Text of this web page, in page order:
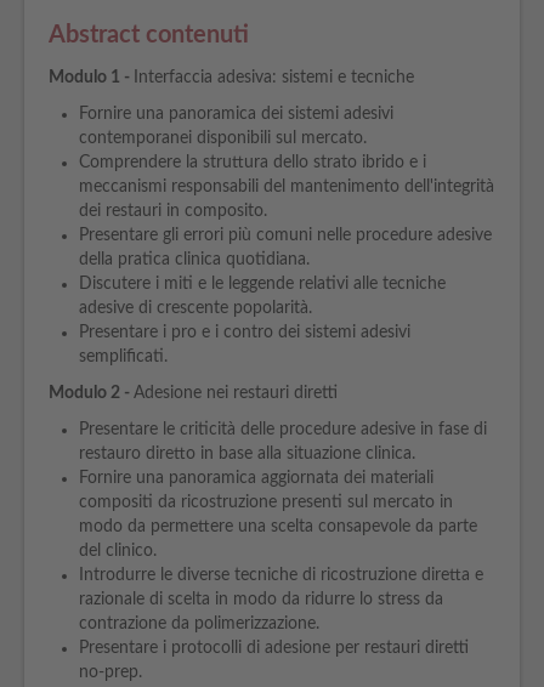
Abstract contenuti
Modulo 1 - Interfaccia adesiva: sistemi e tecniche
Fornire una panoramica dei sistemi adesivi
contemporanei disponibili sul mercato.
Comprendere la struttura dello strato ibrido e i
meccanismi responsabili del mantenimento dell'integrità
dei restauri in composito.
Presentare gli errori più comuni nelle procedure adesive
della pratica clinica quotidiana.
Discutere i miti e le leggende relativi alle tecniche
adesive di crescente popolarità.
Presentare i pro e i contro dei sistemi adesivi
semplificati.
Modulo 2 - Adesione nei restauri diretti
Presentare le criticità delle procedure adesive in fase di
restauro diretto in base alla situazione clinica.
Fornire una panoramica aggiornata dei materiali
compositi da ricostruzione presenti sul mercato in
modo da permettere una scelta consapevole da parte
del clinico.
Introdurre le diverse tecniche di ricostruzione diretta e
razionale di scelta in modo da ridurre lo stress da
contrazione da polimerizzazione.
Presentare i protocolli di adesione per restauri diretti
no-prep.